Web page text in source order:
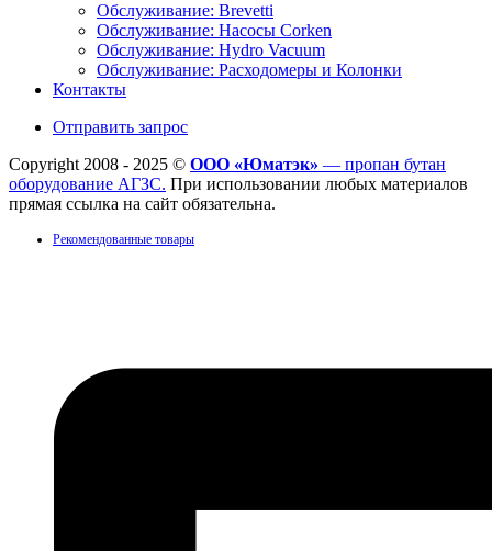
Обслуживание: Brevetti
Обслуживание: Насосы Corken
Обслуживание: Hydro Vacuum
Обслуживание: Расходомеры и Колонки
Контакты
Отправить запрос
Copyright 2008 - 2025 © ООО «Юматэк» — пропан бутан
оборудование АГЗС. При использовании любых материалов
прямая ссылка на сайт обязательна.
Рекомендованные товары